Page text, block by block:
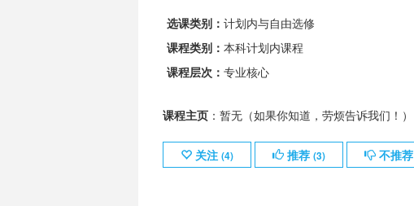
选课类别： 计划内与自由选修
课程类别： 本科计划内课程
课程层次： 专业核心
课程主页：暂无（如果你知道，劳烦告诉我们！）
关注 (4) 推荐 (3) 不推荐